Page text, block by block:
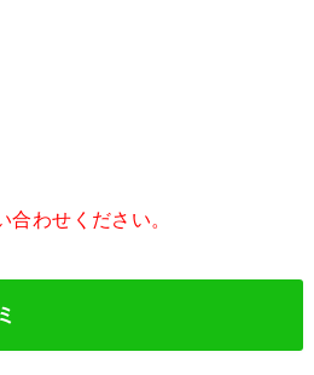
わせください。